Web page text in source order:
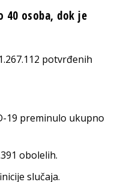
40 osoba, dok je
potvrđenih
19 preminulo ukupno
obolelih.
slučaja.